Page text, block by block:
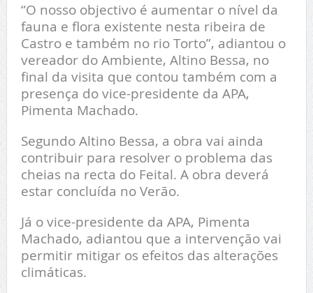
“O nosso objectivo é aumentar o nível da
fauna e flora existente nesta ribeira de
Castro e também no rio Torto”, adiantou o
vereador do Ambiente, Altino Bessa, no
final da visita que contou também com a
presença do vice-presidente da APA,
Pimenta Machado.
Segundo Altino Bessa, a obra vai ainda
contribuir para resolver o problema das
cheias na recta do Feital. A obra deverá
estar concluída no Verão.
Já o vice-presidente da APA, Pimenta
Machado, adiantou que a intervenção vai
permitir mitigar os efeitos das alterações
climáticas.